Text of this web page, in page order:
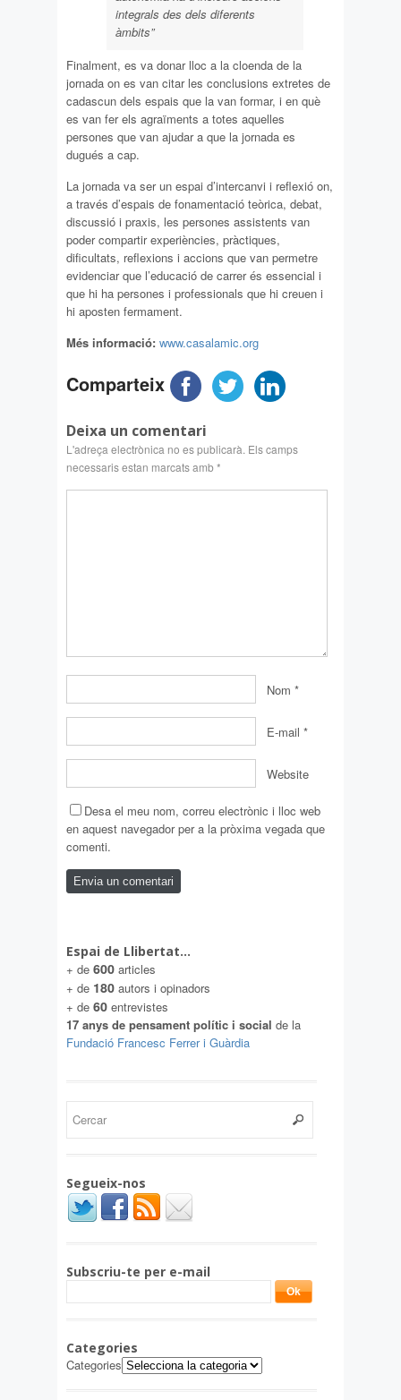
integrals des dels diferents
àmbits”
Finalment, es va donar lloc a la cloenda de la
jornada on es van citar les conclusions extretes de
cadascun dels espais que la van formar, i en què
es van fer els agraïments a totes aquelles
persones que van ajudar a que la jornada es
dugués a cap.
La jornada va ser un espai d’intercanvi i reflexió on,
a través d’espais de fonamentació teòrica, debat,
discussió i praxis, les persones assistents van
poder compartir experiències, pràctiques,
dificultats, reflexions i accions que van permetre
evidenciar que l’educació de carrer és essencial i
que hi ha persones i professionals que hi creuen i
hi aposten fermament.
Més informació: www.casalamic.org
Comparteix
Deixa un comentari
L'adreça electrònica no es publicarà. Els camps
necessaris estan marcats amb*
Nom *
E-mail *
Website
Desa el meu nom, correu electrònic i lloc web
en aquest navegador per a la pròxima vegada que
comenti.
Espai de Llibertat…
+ de 600 articles
+ de 180 autors i opinadors
+ de 60 entrevistes
17 anys de pensament polític i social de la
Fundació Francesc Ferrer i Guàrdia
Segueix-nos
Subscriu-te per e-mail
Categories
Categories